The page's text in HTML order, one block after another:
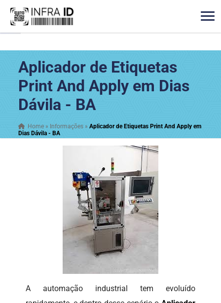
Aplicador de Etiquetas
Print And Apply em Dias
Dávila - BA
Home » Informações »Aplicador de Etiquetas Print And Apply em
Dias Dávila - BA
A automação industrial tem evoluído